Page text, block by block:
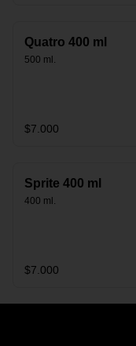
Quatro 400 ml
500 ml.
$7.000
Sprite 400 ml
400 ml.
$7.000